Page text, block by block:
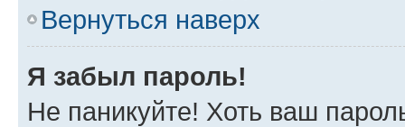
Вернуться наверх
Я забыл пароль!
Не паникуйте! Хоть ваш